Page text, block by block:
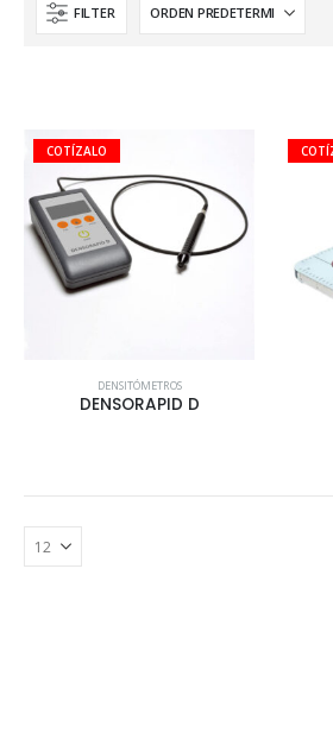
FILTER
DENSITÓMETROS
DENSORAPID D